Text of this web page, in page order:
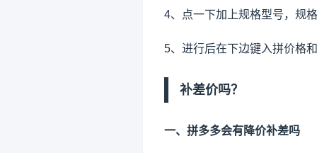
4、点一下加上规格型号，规
5、进行后在下边键入拼价格
补差价吗？
一、拼多多会有降价补差吗